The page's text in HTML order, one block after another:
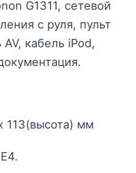
G1311, сетевой
с руля, пульт
кабель iPod,
113(высота) мм